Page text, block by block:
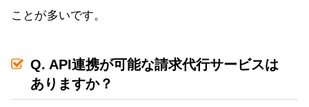
ことが多いです。
Q. API連携が可能な請求代行サービスは
ありますか？